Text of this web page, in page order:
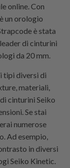
online. Con
un orologio
è stata
di cinturini
da 20 mm.
tipi diversi di
materiali,
cinturini Seiko
Se stai
numerose
Ad esempio,
in diversi
Seiko Kinetic.